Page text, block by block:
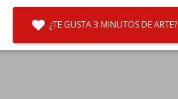
¿TE GUSTA 3 MINUTOS DE ARTE?